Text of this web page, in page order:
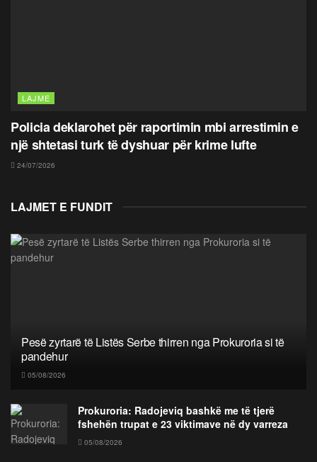
LAJME
Policia deklarohet për raportimin mbi arrestimin e
një shtetasi turk të dyshuar për krime lufte
24/07/2026
LAJMET E FUNDIT
Pesë zyrtarë të Listës Serbe thirren nga Prokuroria si të
pandehur
05/08/2026
Prokuroria: Radojeviq bashkë me të tjerë
fshehën trupat e 23 viktimave në dy varreza
05/08/2026